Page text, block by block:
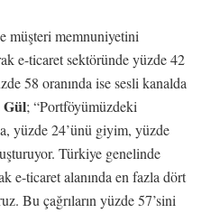
müşteri memnuniyetini
e-ticaret sektöründe yüzde 42
58 oranında ise sesli kanalda
Gül; “Portföyümüzdeki
yüzde 24’ünü giyim, yüzde
Türkiye genelinde
e-ticaret alanında en fazla dört
Bu çağrıların yüzde 57’sini